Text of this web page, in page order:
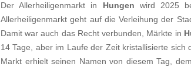
Der Allerheiligenmarkt in Hungen wird 2025
Allerheiligenmarkt geht auf die Verleihung der
Damit war auch das Recht verbunden, Märkte in
14 Tage, aber im Laufe der Zeit kristallisierte
Markt erhielt seinen Namen von diesem Tag,